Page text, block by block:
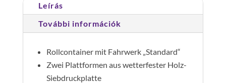
Leírás
További információk
Rollcontainer mit Fahrwerk „Standard“
Zwei Plattformen aus wetterfester Holz-
Siebdruckplatte